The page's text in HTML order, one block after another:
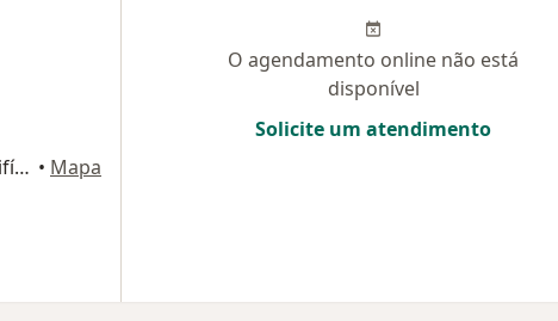
Rua Municipalidade 985, Sala 106 - Edifício Mirai Office, Belém do Pará • Mapa
O agendamento online não está
disponível
Solicite um atendimento